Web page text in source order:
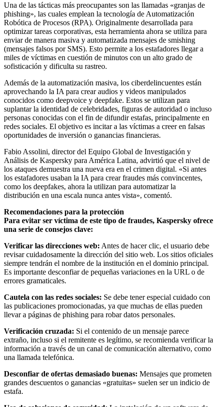
Una de las tácticas más preocupantes son las llamadas «granjas de
phishing», las cuales emplean la tecnología de Automatización
Robótica de Procesos (RPA). Originalmente desarrollada para
optimizar tareas corporativas, esta herramienta ahora se utiliza para
enviar de manera masiva y automatizada mensajes de smishing
(mensajes falsos por SMS). Esto permite a los estafadores llegar a
miles de víctimas en cuestión de minutos con un alto grado de
sofisticación y dificulta su rastreo.
Además de la automatización masiva, los ciberdelincuentes están
aprovechando la IA para crear audios y videos manipulados
conocidos como deepvoice y deepfake. Estos se utilizan para
suplantar la identidad de celebridades, figuras de autoridad o incluso
personas conocidas con el fin de difundir estafas, principalmente en
redes sociales. El objetivo es incitar a las víctimas a creer en falsas
oportunidades de inversión o ganancias financieras.
Fabio Assolini, director del Equipo Global de Investigación y
Análisis de Kaspersky para América Latina, advirtió que el nivel de
los ataques demuestra una nueva era en el crimen digital. «Si antes
los estafadores usaban la IA para crear fraudes más convincentes,
como los deepfakes, ahora la utilizan para automatizar la
distribución en una escala nunca antes vista», comentó.
Recomendaciones para la protección
Para evitar ser víctima de este tipo de fraudes, Kaspersky ofrece
una serie de consejos clave:
Verificar las direcciones web: Antes de hacer clic, el usuario debe
revisar cuidadosamente la dirección del sitio web. Los sitios oficiales
siempre tendrán el nombre de la institución en el dominio principal.
Es importante desconfiar de pequeñas variaciones en la URL o de
errores gramaticales.
Cautela con las redes sociales: Se debe tener especial cuidado con
las publicaciones promocionadas, ya que muchas de ellas pueden
llevar a páginas de phishing para robar datos personales.
Verificación cruzada: Si el contenido de un mensaje parece
extraño, incluso si el remitente es legítimo, se recomienda verificar la
información a través de un canal de comunicación alternativo, como
una llamada telefónica.
Desconfiar de ofertas demasiado buenas: Mensajes que prometen
grandes descuentos o ganancias «gratuitas» suelen ser un indicio de
estafa.